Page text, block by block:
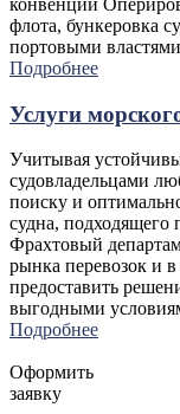
конвенций
флота, бункеровка
портовыми
Подробнее
Услуги
Учитывая
судовладельцами
поиску и
судна, подходящего
Фрахтовый
рынка перевозок и
предоставить
выгодными
Подробнее
Оформить
заявку